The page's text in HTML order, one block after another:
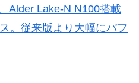
Alder Lake-N N100搭載
。従来版より大幅にパフ